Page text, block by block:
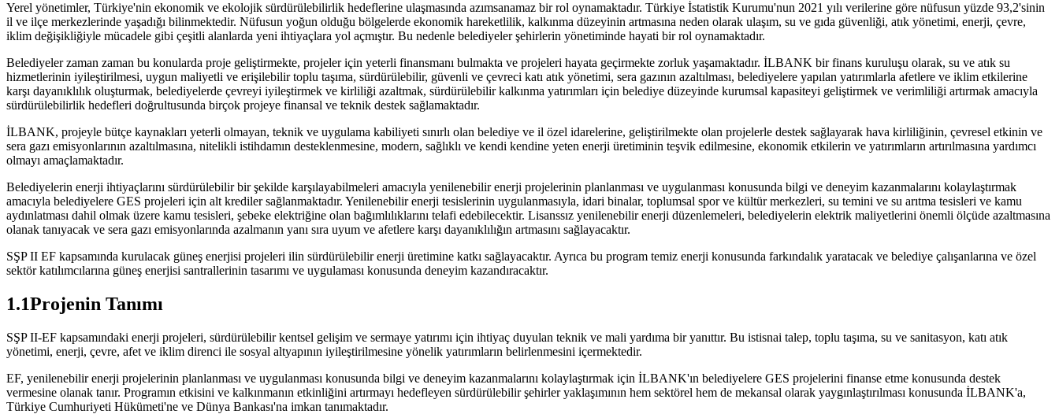
Yerel yönetimler, Türkiye'nin ekonomik ve ekolojik sürdürülebilirlik hedeflerine ulaşmasında azımsanamaz bir rol oynamaktadır. Türkiye İstatistik Kurumu'nun 2021 yılı verilerine göre nüfusun yüzde 93,2'sinin
il ve ilçe merkezlerinde yaşadığı bilinmektedir. Nüfusun yoğun olduğu bölgelerde ekonomik hareketlilik, kalkınma düzeyinin artmasına neden olarak ulaşım, su ve gıda güvenliği, atık yönetimi, enerji, çevre,
iklim değişikliğiyle mücadele gibi çeşitli alanlarda yeni ihtiyaçlara yol açmıştır. Bu nedenle belediyeler şehirlerin yönetiminde hayati bir rol oynamaktadır.
Belediyeler zaman zaman bu konularda proje geliştirmekte, projeler için yeterli finansmanı bulmakta ve projeleri hayata geçirmekte zorluk yaşamaktadır. İLBANK bir finans kuruluşu olarak, su ve atık su
hizmetlerinin iyileştirilmesi, uygun maliyetli ve erişilebilir toplu taşıma, sürdürülebilir, güvenli ve çevreci katı atık yönetimi, sera gazının azaltılması, belediyelere yapılan yatırımlarla afetlere ve iklim etkilerine
karşı dayanıklılık oluşturmak, belediyelerde çevreyi iyileştirmek ve kirliliği azaltmak, sürdürülebilir kalkınma yatırımları için belediye düzeyinde kurumsal kapasiteyi geliştirmek ve verimliliği artırmak amacıyla
sürdürülebilirlik hedefleri doğrultusunda birçok projeye finansal ve teknik destek sağlamaktadır.
İLBANK, projeyle bütçe kaynakları yeterli olmayan, teknik ve uygulama kabiliyeti sınırlı olan belediye ve il özel idarelerine, geliştirilmekte olan projelerle destek sağlayarak hava kirliliğinin, çevresel etkinin ve
sera gazı emisyonlarının azaltılmasına, nitelikli istihdamın desteklenmesine, modern, sağlıklı ve kendi kendine yeten enerji üretiminin teşvik edilmesine, ekonomik etkilerin ve yatırımların artırılmasına yardımcı
olmayı amaçlamaktadır.
Belediyelerin enerji ihtiyaçlarını sürdürülebilir bir şekilde karşılayabilmeleri amacıyla yenilenebilir enerji projelerinin planlanması ve uygulanması konusunda bilgi ve deneyim kazanmalarını kolaylaştırmak
amacıyla belediyelere GES projeleri için alt krediler sağlanmaktadır. Yenilenebilir enerji tesislerinin uygulanmasıyla, idari binalar, toplumsal spor ve kültür merkezleri, su temini ve su arıtma tesisleri ve kamu
aydınlatması dahil olmak üzere kamu tesisleri, şebeke elektriğine olan bağımlılıklarını telafi edebilecektir. Lisanssız yenilenebilir enerji düzenlemeleri, belediyelerin elektrik maliyetlerini önemli ölçüde azaltmasına
olanak tanıyacak ve sera gazı emisyonlarında azalmanın yanı sıra uyum ve afetlere karşı dayanıklılığın artmasını sağlayacaktır.
SŞP II EF kapsamında kurulacak güneş enerjisi projeleri ilin sürdürülebilir enerji üretimine katkı sağlayacaktır. Ayrıca bu program temiz enerji konusunda farkındalık yaratacak ve belediye çalışanlarına ve özel
sektör katılımcılarına güneş enerjisi santrallerinin tasarımı ve uygulaması konusunda deneyim kazandıracaktır.
1.1Projenin Tanımı
SŞP II-EF kapsamındaki enerji projeleri, sürdürülebilir kentsel gelişim ve sermaye yatırımı için ihtiyaç duyulan teknik ve mali yardıma bir yanıttır. Bu istisnai talep, toplu taşıma, su ve sanitasyon, katı atık
yönetimi, enerji, çevre, afet ve iklim direnci ile sosyal altyapının iyileştirilmesine yönelik yatırımların belirlenmesini içermektedir.
EF, yenilenebilir enerji projelerinin planlanması ve uygulanması konusunda bilgi ve deneyim kazanmalarını kolaylaştırmak için İLBANK'ın belediyelere GES projelerini finanse etme konusunda destek
vermesine olanak tanır. Programın etkisini ve kalkınmanın etkinliğini artırmayı hedefleyen sürdürülebilir şehirler yaklaşımının hem sektörel hem de mekansal olarak yaygınlaştırılması konusunda İLBANK'a,
Türkiye Cumhuriyeti Hükümeti'ne ve Dünya Bankası'na imkan tanımaktadır.